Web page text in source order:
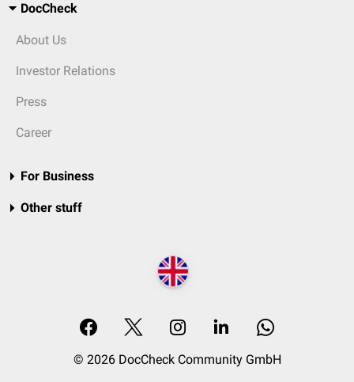
DocCheck
About Us
Investor Relations
Press
Career
For Business
Other stuff
© 2026 DocCheck Community GmbH